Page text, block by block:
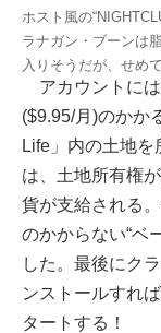
ホスト風の
ラナガン・ブーンは
入りそうだが、せめ
アカウントには
($9.95/月)のかか
Life」内の土地
は、土地所有権
貨が支給される
のかからない“ベ
した。最後にク
ンストールすれ
タートする！